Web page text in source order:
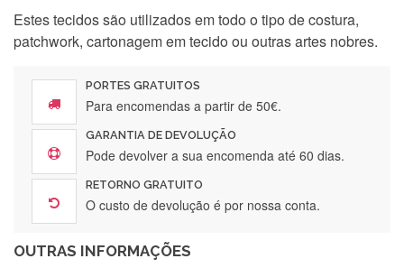
Estes tecidos são utilizados em todo o tipo de costura,
patchwork, cartonagem em tecido ou outras artes nobres.
PORTES GRATUITOS
Para encomendas a partir de 50€.
GARANTIA DE DEVOLUÇÃO
Pode devolver a sua encomenda até 60 dias.
RETORNO GRATUITO
O custo de devolução é por nossa conta.
OUTRAS INFORMAÇÕES